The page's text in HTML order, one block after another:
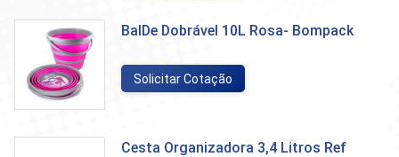
BalDe Dobrável 10L Rosa- Bompack
Solicitar Cotação
Cesta Organizadora 3,4 Litros Ref